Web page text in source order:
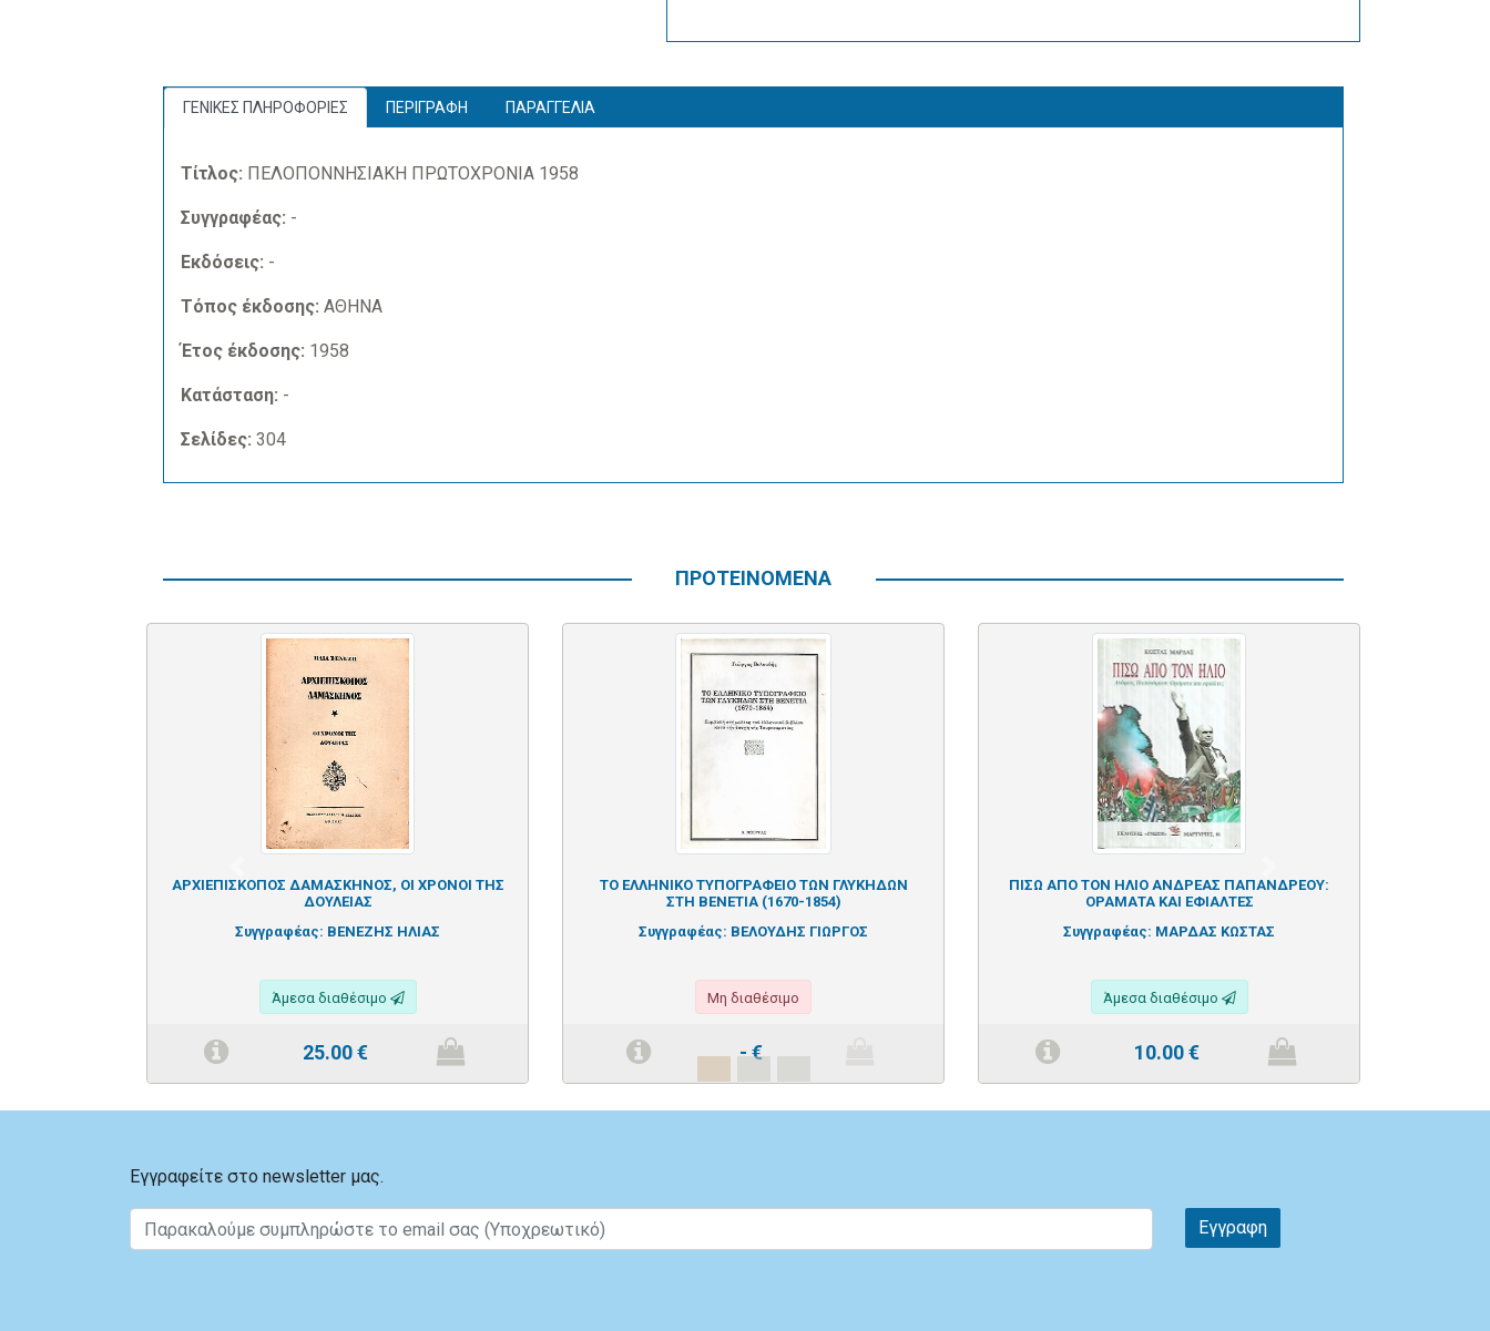
ΓΕΝΙΚΕΣ ΠΛΗΡΟΦΟΡΙΕΣ ΠΕΡΙΓΡΑΦΗ ΠΑΡΑΓΓΕΛΙΑ
Τίτλος: ΠΕΛΟΠΟΝΝΗΣΙΑΚΗ ΠΡΩΤΟΧΡΟΝΙΑ 1958
Συγγραφέας: -
Εκδόσεις: -
Τόπος έκδοσης: ΑΘΗΝΑ
Έτος έκδοσης: 1958
Κατάσταση: -
Σελίδες: 304
ΠΡΟΤΕΙΝΟΜΕΝΑ
ΑΡΧΙΕΠΙΣΚΟΠΟΣ ΔΑΜΑΣΚΗΝΟΣ, ΟΙ ΧΡΟΝΟΙ ΤΗΣ
ΔΟΥΛΕΙΑΣ
Συγγραφέας: ΒΕΝΕΖΗΣ ΗΛΙΑΣ
Άμεσα διαθέσιμο
25.00€
ΤΟ ΕΛΛΗΝΙΚΟ ΤΥΠΟΓΡΑΦΕΙΟ ΤΩΝ ΓΛΥΚΗΔΩΝ
ΣΤΗ ΒΕΝΕΤΙΑ (1670-1854)
Συγγραφέας: ΒΕΛΟΥΔΗΣ ΓΙΩΡΓΟΣ
Μη διαθέσιμο
- €
ΠΙΣΩ ΑΠΟ ΤΟΝ ΗΛΙΟ ΑΝΔΡΕΑΣ ΠΑΠΑΝΔΡΕΟΥ:
ΟΡΑΜΑΤΑ ΚΑΙ ΕΦΙΑΛΤΕΣ
Συγγραφέας: ΜΑΡΔΑΣ ΚΩΣΤΑΣ
Άμεσα διαθέσιμο
10.00€
Previous Next
Εγγραφείτε στο newsletter μας.
Εγγραφη